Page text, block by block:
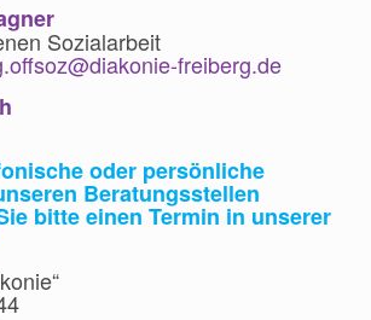
Sozialarbeit
freiberg.de
oder persönliche
Beratungsstellen
bitte einen Termin in unserer